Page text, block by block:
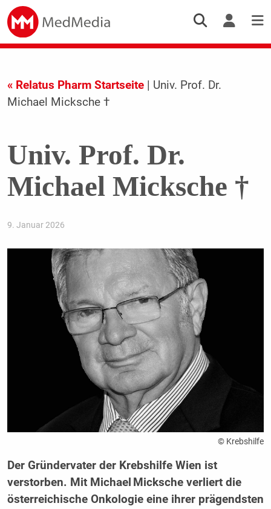
« Relatus Pharm Startseite| Univ. Prof. Dr.
Michael Micksche †
Univ. Prof. Dr.
Michael Micksche †
9. Januar 2026
© Krebshilfe
Der Gründervater der Krebshilfe Wien ist
verstorben. Mit Michael Micksche verliert die
österreichische Onkologie eine ihrer prägendsten